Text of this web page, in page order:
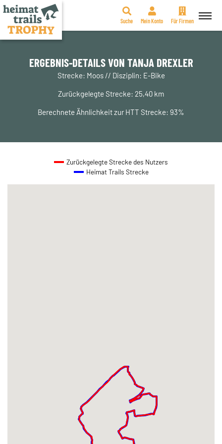
Zum
Suche Mein Konto Für Firmen
ERGEBNIS-DETAILS VON TANJA DREXLER
Strecke: Moos // Disziplin: E-Bike
Zurückgelegte Strecke: 25,40 km
Berechnete Ähnlichkeit zur HTT Strecke: 93%
Zurückgelegte Strecke des Nutzers
Heimat Trails Strecke